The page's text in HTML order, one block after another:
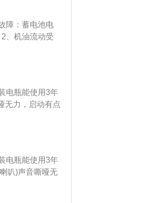
动机突然断电
油污，增大插
障：蓄电池电
、机油流动受
让车辆的发动
体检查火花
电瓶能使用3年
无力，启动有点
启动时，什么
致电瓶没电，
给火花塞提供
原因，那么很
压线漏电都会
造成汽车无法
电瓶能使用3年
叭)声音嘶哑无
电瓶亏电。另